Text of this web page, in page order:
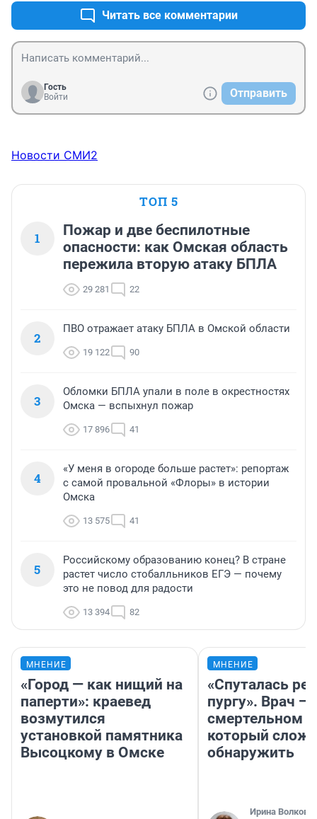
Читать все комментарии
Гость
Войти
Отправить
Новости СМИ2
ТОП 5
1
Пожар и две беспилотные
опасности: как Омская область
пережила вторую атаку БПЛА
29 281 22
2
ПВО отражает атаку БПЛА в Омской области
19 122 90
3
Обломки БПЛА упали в поле в окрестностях
Омска — вспыхнул пожар
17 896 41
4
«У меня в огороде больше растет»: репортаж
с самой провальной «Флоры» в истории
Омска
13 575 41
5
Российскому образованию конец? В стране
растет число стобалльников ЕГЭ — почему
это не повод для радости
13 394 82
МНЕНИЕ
«Город — как нищий на
паперти»: краевед
возмутился
установкой памятника
Высоцкому в Омске
МНЕНИЕ
«Спуталась
пургу». Врач —
смертельном
который
обнаружить
Ирина Волкова